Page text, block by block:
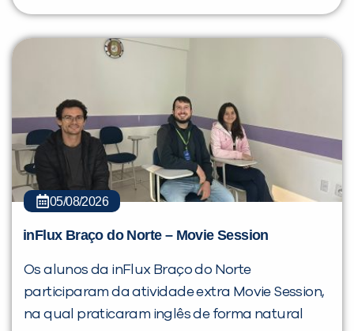
05/08/2026
inFlux Braço do Norte – Movie Session
Os alunos da inFlux Braço do Norte
participaram da atividade extra Movie Session,
na qual praticaram inglês de forma natural